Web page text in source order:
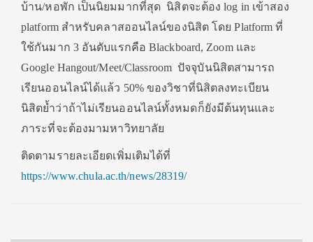
บ้าน/หอพัก เป็นนิยมมากที่สุด นิสิตจะต้อง log in เข้าสอง
platform สำหรับคลาสออนไลน์ของนิสิต โดย Platform ที่
ใช้กันมาก 3 อันดับแรกคือ Blackboard, Zoom และ
Google Hangout/Meet/Classroom ปัจจุบันนิสิตสามารถ
เรียนออนไลน์ได้แล้ว 50% ของวิชาที่นิสิตลงทะเบียน
นิสิตย้ำว่าถ้าไม่เรียนออนไลน์ทั้งหมดก็ยังมีต้นทุนและ
ภาระที่จะต้องมามหาวิทยาลัย
ติดตามรายละเอียดเพิ่มเติมได้ที่
https://www.chula.ac.th/news/28319/